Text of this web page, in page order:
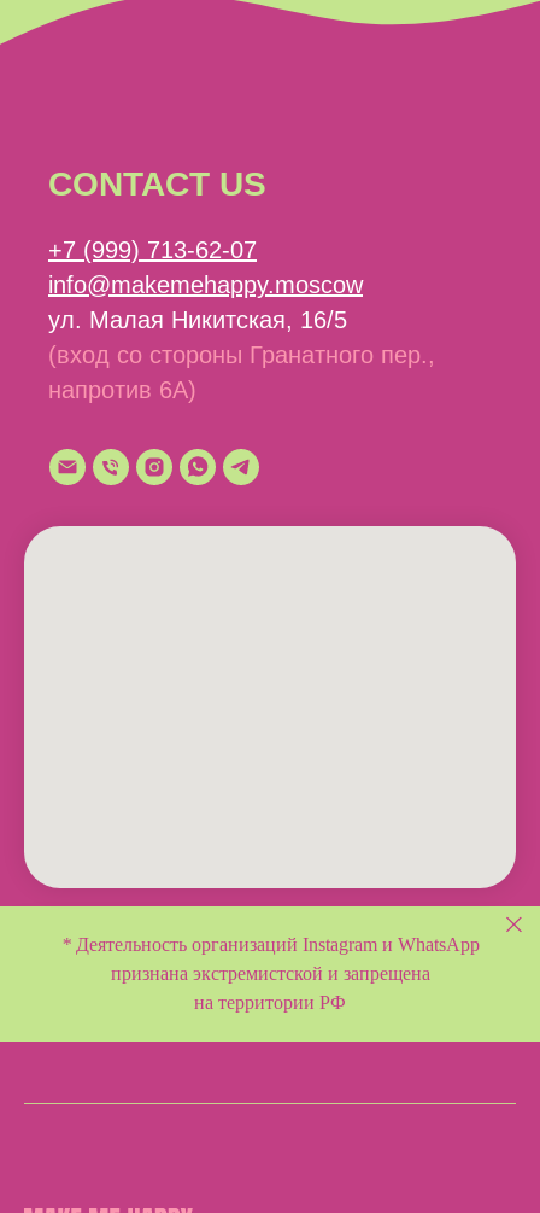
CONTACT US
+7 (999) 713-62-07
info@makemehappy.moscow
ул. Малая Никитская, 16/5
(вход со стороны Гранатного пер.,
напротив 6А)
*Деятельность организаций Instagram и WhatsApp
признана экстремистской и запрещена
на территории РФ